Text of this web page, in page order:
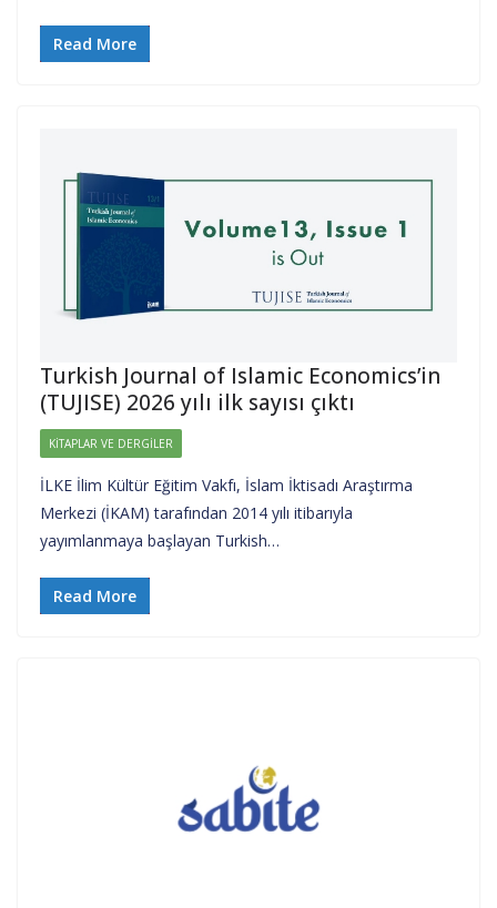
Read More
Turkish Journal of Islamic Economics’in
(TUJISE) 2026 yılı ilk sayısı çıktı
KITAPLAR VE DERGILER
İLKE İlim Kültür Eğitim Vakfı, İslam İktisadı Araştırma
Merkezi (İKAM) tarafından 2014 yılı itibarıyla
yayımlanmaya başlayan Turkish…
Read More